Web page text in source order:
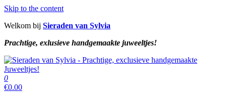
Skip to the content
Welkom bij Sieraden van Sylvia
Prachtige, exlusieve handgemaakte juweeltjes!
Sieraden van Sylvia
Prachtige, exclusieve handgemaakte juweeltjes!
Sieraden van Sylvia
Prachtige, exclusieve handgemaakte juweeltjes!
0
€0.00